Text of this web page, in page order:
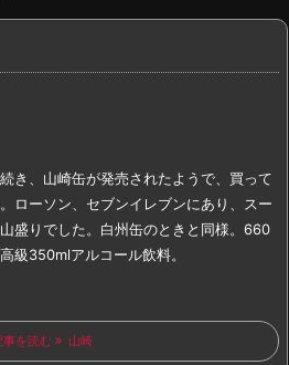
き、 山崎缶が発売されたようで、買って
ローソン、セブンイレブンにあり、スー
盛りでした。白州缶のときと同様。 660
級350mlアルコール飲料。
事を読む 山崎